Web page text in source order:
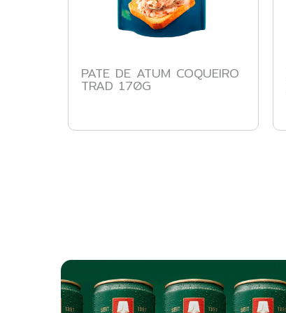
PATE DE ATUM COQUEIRO
TRAD 170G